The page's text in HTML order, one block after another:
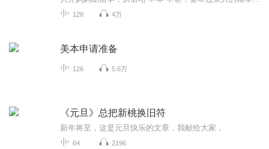
128 4万
美本申请准备
126 5.6万
《元旦》总把新桃换旧符
新年将至，这是元旦快乐的文章，我献给大家，
64 2196